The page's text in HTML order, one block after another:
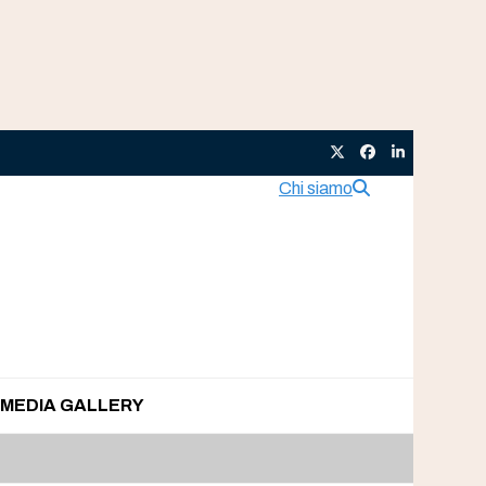
TwitterFacebook
LinkedIn
Chi siamo
MEDIA GALLERY